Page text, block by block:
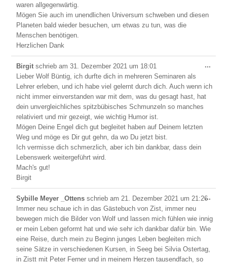
waren allgegenwärtig.
Mögen Sie auch im unendlichen Universum schweben und diesen
Planeten bald wieder besuchen, um etwas zu tun, was die
Menschen benötigen.
Herzlichen Dank
Birgitschrieb am 31. Dezember 2021 um 18:01
Lieber Wolf Büntig, ich durfte dich in mehreren Seminaren als
Lehrer erleben, und ich habe viel gelernt durch dich. Auch wenn ich
nicht immer einverstanden war mit dem, was du gesagt hast, hat
dein unvergleichliches spitzbübisches Schmunzeln so manches
relativiert und mir gezeigt, wie wichtig Humor ist.
Mögen Deine Engel dich gut begleitet haben auf Deinem letzten
Weg und möge es Dir gut gehn, da wo Du jetzt bist.
Ich vermisse dich schmerzlich, aber ich bin dankbar, dass dein
Lebenswerk weitergeführt wird.
Mach's gut!
Birgit
...
Sybille Meyer _Ottensschrieb am 21. Dezember 2021 um 21:26
Immer neu schaue ich in das Gästebuch von Zist, immer neu
bewegen mich die Bilder von Wolf und lassen mich fühlen wie innig
er mein Leben geformt hat und wie sehr ich dankbar dafür bin. Wie
eine Reise, durch mein zu Beginn junges Leben begleiten mich
seine Sätze in verschiedenen Kursen, in Seeg bei Silvia Ostertag,
in Zistt mit Peter Ferner und in meinem Herzen tausendfach, so
...